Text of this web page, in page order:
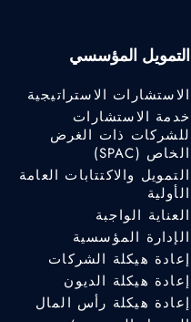
التمويل المؤسسي
الاستشارات الاستراتيجية
خدمة الاستشارات
للشركات ذات الغرض
الخاص (SPAC)
التمويل والاكتتابات العامة
الأولية
العناية الواجبة
الإدارة المؤسسية
إعادة هيكلة الشركات
إعادة هيكلة الديون
إعادة هيكلة رأس المال